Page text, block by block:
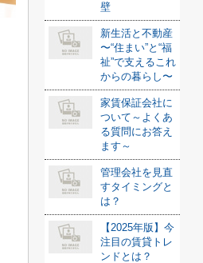
壁
新生活と不動産
〜“住まい”と“福
祉”で支えるこれ
からの暮らし〜
家賃保証会社に
ついて～よくあ
る質問にお答え
ます～
管理会社を見直
すタイミングと
は？
【2025年版】今
注目の賃貸トレ
ンドとは？